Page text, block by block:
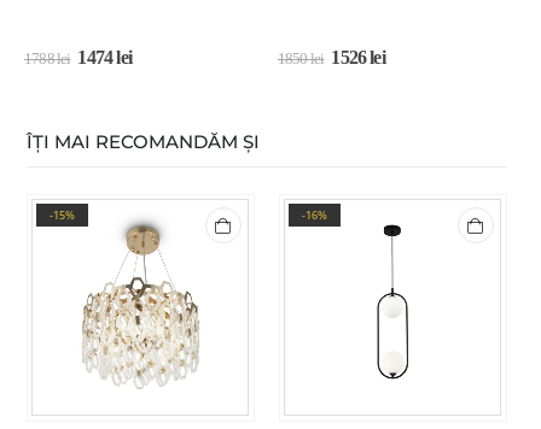
1788lei 1474lei 1850lei 1526lei
ÎȚI MAI RECOMANDĂM ȘI
-15% -16%